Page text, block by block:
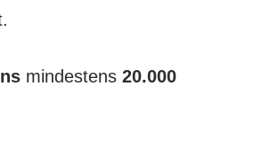
mindestens 20.000